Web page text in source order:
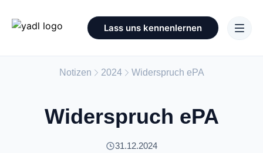
Lass uns kennenlernen
Notizen 2024 Widerspruch ePA
Widerspruch ePA
31.12.2024